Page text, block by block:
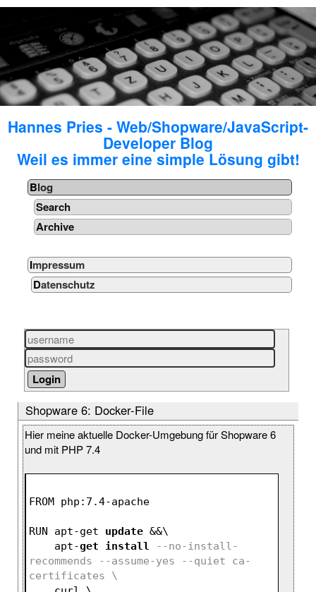
Hannes Pries - Web/Shopware/JavaScript-
Developer Blog
Weil es immer eine simple Lösung gibt!
Blog
Search
Archive
Impressum
Datenschutz
Shopware 6: Docker-File
Hier meine aktuelle Docker-Umgebung für Shopware 6
und mit PHP 7.4
FROM php:7.4-apache
RUN apt-get update &&\
    apt-
get install
--no-install-
recommends --assume-yes --quiet ca-
certificates \